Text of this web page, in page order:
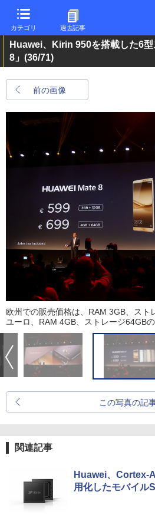
カテゴリ 過去記事
Huawei、Kirin 950を搭載した6
8」 (36/71)
前の画像
欧州での販売価格は、RAM 3GB、スト
ユーロ、RAM 4GB、ストレージ64GB
この写真の記
関連記事
Huawei、Cortex-
用化したモバイル